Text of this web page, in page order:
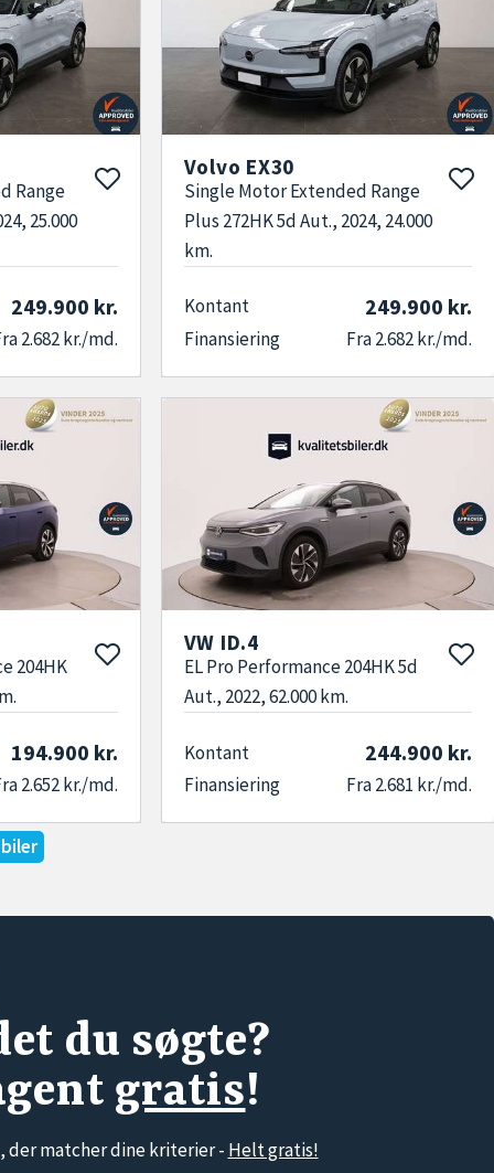
Range
25.000
249.900 kr.
2.682 kr./md.
Volvo EX30
Single Motor Extended Range
Plus 272HK 5d Aut., 2024, 24.000
km.
Kontant 249.900 kr.
Finansiering Fra 2.682 kr./md.
204HK
194.900 kr.
2.652 kr./md.
VW ID.4
EL Pro Performance 204HK 5d
Aut., 2022, 62.000 km.
Kontant 244.900 kr.
Finansiering Fra 2.681 kr./md.
du søgte?
gratis!
der matcher dine kriterier - Helt gratis!